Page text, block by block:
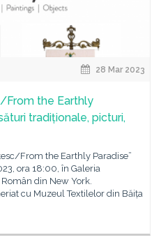
28 Mar 2023
From the Earthly
tradiționale, picturi,
From the Earthly Paradise”
ora 18:00, în Galeria
din New York.
cu Muzeul Textilelor din Băița